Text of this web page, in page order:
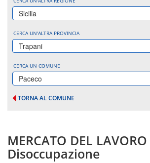
Sicilia
CERCA UN'ALTRA PROVINCIA
Trapani
CERCA UN COMUNE
Paceco
TORNA AL COMUNE
MERCATO DEL LAVORO
Disoccupazione